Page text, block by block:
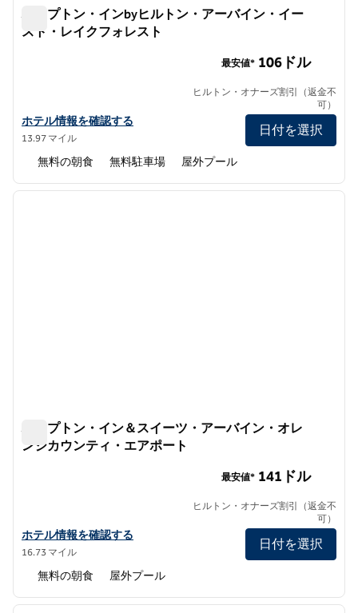
ハンプトン・インbyヒルトン・アーバイン・イー
スト・レイクフォレスト
ハンプトン・インbyヒルトン・アーバイン・イースト・レイクフ
ホテル情報を確認する
13.97 マイル
最安値* 106ドル
ヒルトン・オナーズ割引（返金不
可）
日付を選択
無料の朝食 無料駐車場 屋外プール
1/12
次の
ハンプトン・イン＆スイーツ・アーバイン・オレ
ンジカウンティ・エアポート
ハンプトン・イン＆スイーツ・アーバイン・オレンジカウンティ
ホテル情報を確認する
16.73 マイル
最安値* 141ドル
ヒルトン・オナーズ割引（返金不
可）
日付を選択
無料の朝食 屋外プール